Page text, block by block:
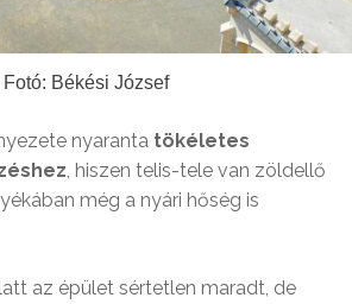
Fotó: Békési József
nyaranta tökéletes
, hiszen telis-tele van zöldellő
még a nyári hőség is
az épület sértetlen maradt, de